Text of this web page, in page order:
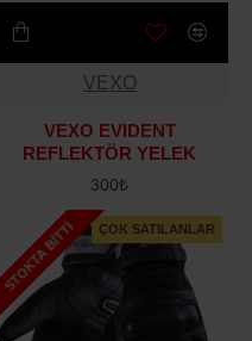
VEXO
VEXO EVIDENT
REFLEKTÖR YELEK
300₺
ÇOK SATILANLAR
STOKTA BITTI